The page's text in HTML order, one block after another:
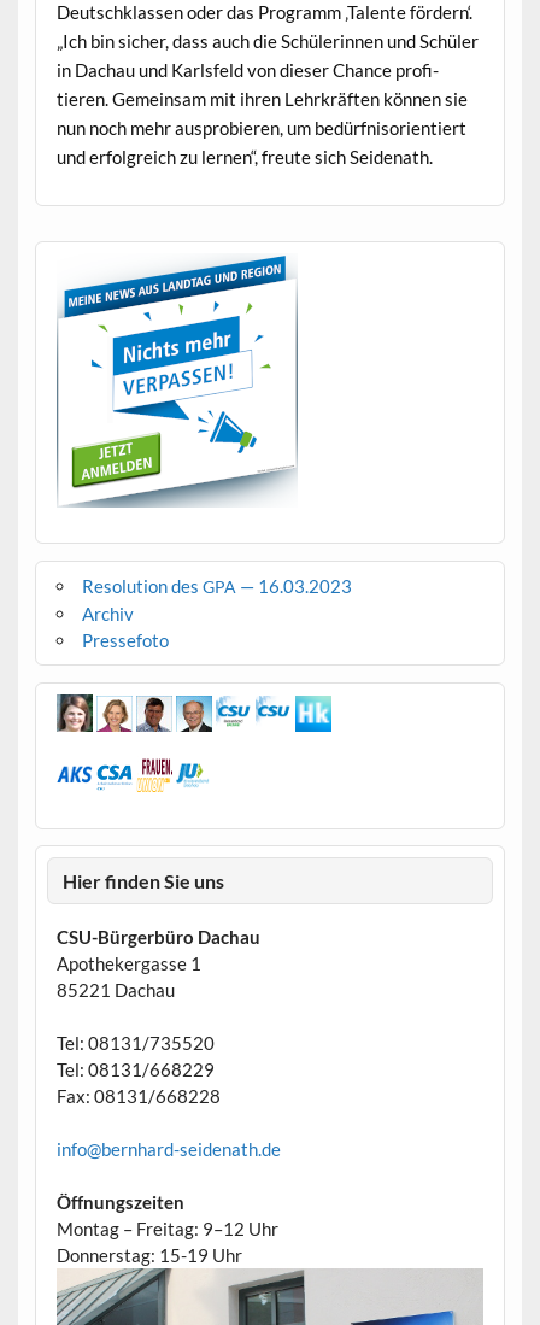
Deutschk­lassen oder das Pro­gramm ‚Tal­ente fördern‘.
„Ich bin sich­er, dass auch die Schü­lerin­nen und Schüler
in Dachau und Karls­feld von dieser Chance prof­i­
tieren. Gemein­sam mit ihren Lehrkräften kön­nen sie
nun noch mehr aus­pro­bieren, um bedürfnisori­en­tiert
und erfol­gre­ich zu ler­nen“, freute sich Seidenath.
Resolution des GPA — 16.03.2023
Archiv
Pressefoto
Hier finden Sie uns
CSU-Bürgerbüro Dachau
Apothekergasse 1
85221 Dachau
Tel: 08131/735520
Tel: 08131/668229
Fax: 08131/668228
info@bernhard-seidenath.de
Öffnungszeiten
Montag – Freitag: 9–12 Uhr
Donnerstag: 15-19 Uhr